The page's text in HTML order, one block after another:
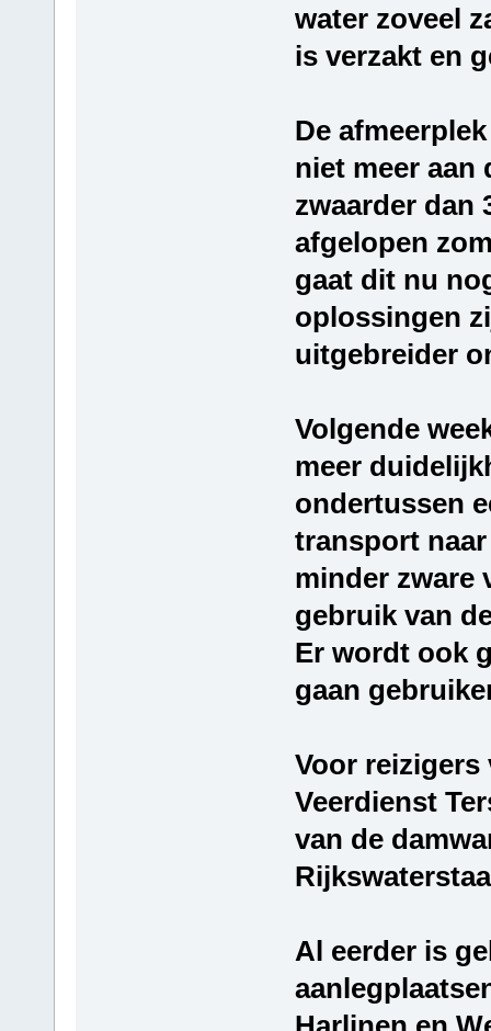
water zoveel
is verzakt en
De
niet meer aan
zwaarder dan
afgelopen
gaat dit nu
oplossingen
uitgebreider
Volgende
meer
ondertussen
transport
minder zware
gebruik van
Er wordt ook
gaan
Voor reizigers
Veerdienst
van de
Al eerder is